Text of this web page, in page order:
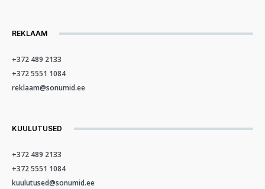
REKLAAM
+372 489 2133
+372 5551 1084
reklaam@sonumid.ee
KUULUTUSED
+372 489 2133
+372 5551 1084
kuulutused@sonumid.ee